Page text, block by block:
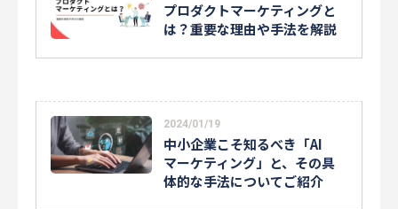
プロダクトマーケティングと
は？重要な理由や手法を解説
2024/01/19
中小企業こそ知るべき「AI
マーケティング」と、その具
体的な手法についてご紹介